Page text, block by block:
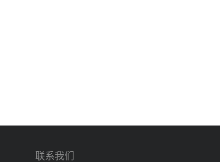
联系我们